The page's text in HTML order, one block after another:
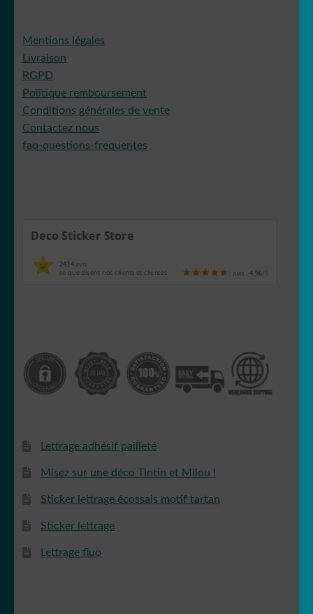
Mentions légales
Livraison
RGPD
Politique remboursement
Conditions générales de vente
Contactez nous
faq-questions-frequentes
Deco Sticker Store
2434avis
ce que disent nos clients et clientes
avis 4.96/5
Lettrage adhésif pailleté
Misez sur une déco Tintin et Milou !
Sticker lettrage écossais motif tartan
Sticker lettrage
Lettrage fluo